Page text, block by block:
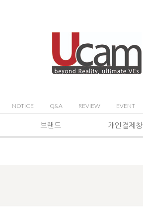
NOTICE Q&A REVIEW EVENT
브랜드 개인결제창